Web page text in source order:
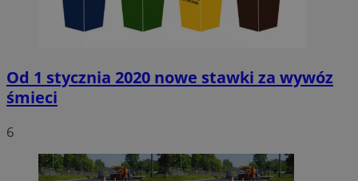
Od 1 stycznia 2020 nowe stawki za wywóz
śmieci
6